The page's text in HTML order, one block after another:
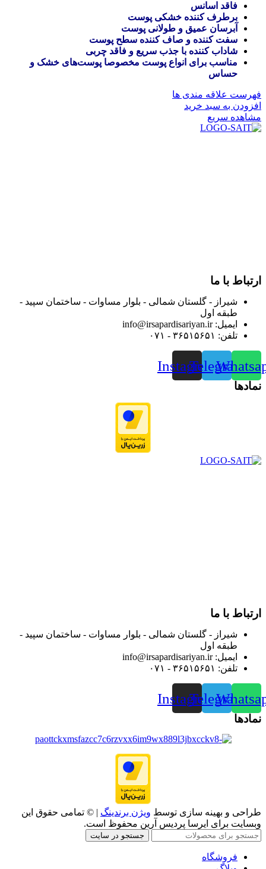
فاقد اسانس
برطرف کننده خشکی پوست
آبرسان عمیق و طولانی پوست
سفت کننده و صاف کننده سطح پوست
شاداب کننده با جذب سریع و فاقد چربی
مناسب برای انواع پوست مخصوصا پوست‌های خشک و
حساس
فهرست علاقه مندی ها
افزودن به سبد خرید
مشاهده سریع
ارتباط با ما
شیراز - گلستان شمالی - بلوار مساوات - ساختمان سپید -
طبقه اول
ایمیل: info@irsapardisariyan.ir
تلفن: ۳۶۵۱۵۶۵۱ - ۰۷۱
Telegram
Instagram
نمادها
ارتباط با ما
شیراز - گلستان شمالی - بلوار مساوات - ساختمان سپید -
طبقه اول
ایمیل: info@irsapardisariyan.ir
تلفن: ۳۶۵۱۵۶۵۱ - ۰۷۱
Telegram
Instagram
نمادها
طراحی و بهینه سازی توسط ویژن برندینگ | © تمامی حقوق این
وبسایت برای ایرسا پردیس آرین محفوظ است.
جستجو در سایت
فروشگاه